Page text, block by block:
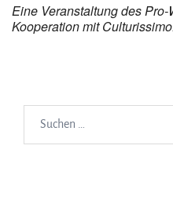
Eine Veranstaltung des
Kooperation mit